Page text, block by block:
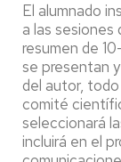
El alumnado
a las sesiones
resumen de
se presentan
del autor,
comité
seleccionará
incluirá en el